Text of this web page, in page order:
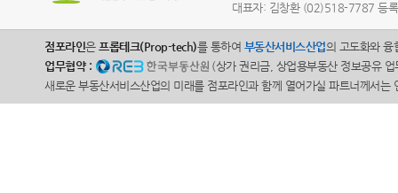
대표자: 김창환 (02)518-7787 등
점포라인은 프롭테크(Prop-tech)를 통하여 부동산서비스산업의 고도화와 융
업무협약 :
(상가 권리금, 상업용부동산 정보공유 업
새로운 부동산서비스산업의 미래를 점포라인과 함께 열어가실 파트너께서